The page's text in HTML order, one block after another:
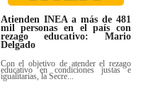
Atienden INEA a más de 481
mil personas en el país con
rezago educativo: Mario
Delgado
Con el objetivo de atender el rezago
educativo en condiciones justas e
igualitarias, la Secre...